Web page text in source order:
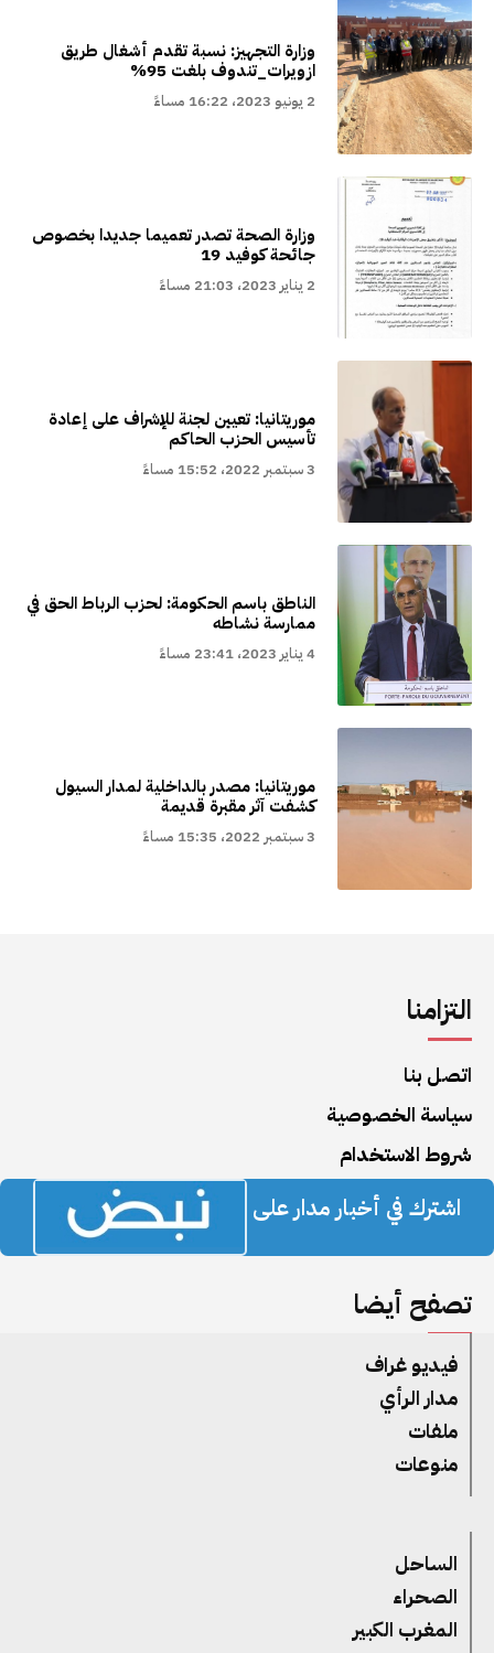
وزارة التجهيز: نسبة تقدم أشغال طريق
ازويرات_تندوف بلغت 95%
2 يونيو 2023، 16:22 مساءً
وزارة الصحة تصدر تعميما جديدا بخصوص
جائحة كوفيد 19
2 يناير 2023، 21:03 مساءً
موريتانيا: تعيين لجنة للإشراف على إعادة
تأسيس الحزب الحاكم
3 سبتمبر 2022، 15:52 مساءً
الناطق باسم الحكومة: لحزب الرباط الحق في
ممارسة نشاطه
4 يناير 2023، 23:41 مساءً
موريتانيا: مصدر بالداخلية لمدار السيول
كشفت آثر مقبرة قديمة
3 سبتمبر 2022، 15:35 مساءً
التزامنا
اتصل بنا
سياسة الخصوصية
شروط الاستخدام
اشترك في أخبار مدار على
تصفح أيضا
فيديو غراف
مدار الرأي
ملفات
منوعات
الساحل
الصحراء
المغرب الكبير